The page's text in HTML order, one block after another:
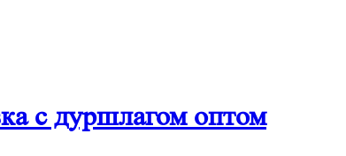
с дуршлагом оптом